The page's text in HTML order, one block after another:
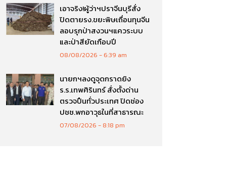
เอาจริง!ผู้ว่าฯปราจีนบุรีสั่ง
ปิดตายรง.ขยะพิษเถื่อนทุนจีน
ลอบรุกป่าสงวนฯแควระบบ
และป่าสียัดเกือบปี
08/08/2026 6:39 am
นายกฯลงดูจุดกราดยิง
ร.ร.เทพศิรินทร์ สั่งตั้งด่าน
ตรวจปืนทั่วประเทศ ปิดช่อง
ปชช.พกอาวุธในที่สาธารณะ
07/08/2026 8:18 pm